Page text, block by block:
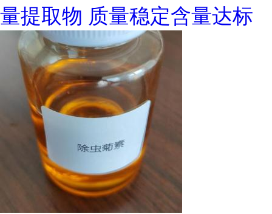
量提取物 质量稳定含量达标